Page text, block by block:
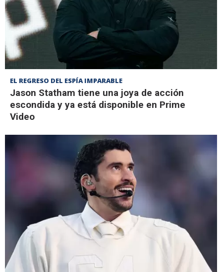
EL REGRESO DEL ESPÍA IMPARABLE
Jason Statham tiene una joya de acción
escondida y ya está disponible en Prime
Video